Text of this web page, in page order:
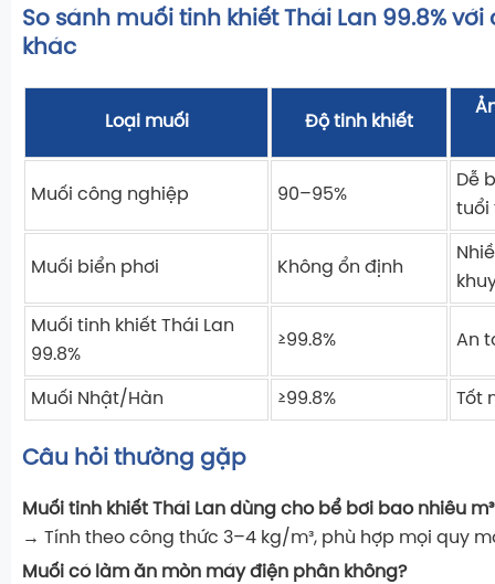
So sánh muối tinh khiết Thái Lan 99.8%
khác
Loại muối Độ tinh khiết
Muối công nghiệp 90–95%
Dễ
tuổi
Muối biển phơi Không ổn định
Muối tinh khiết Thái Lan
99.8%
≥99.8% An
Muối Nhật/Hàn ≥99.8% Tốt
Câu hỏi thường gặp
Muối tinh khiết Thái Lan dùng cho bể bơi bao nhiêu
→ Tính theo công thức 3–4 kg/m³, phù hợp mọi quy
Muối có làm ăn mòn máy điện phân không?